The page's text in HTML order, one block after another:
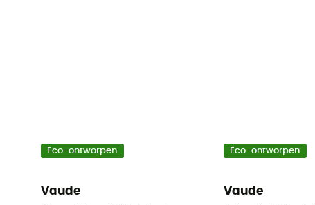
Eco-ontworpen
Vaude
Eco-ontworpen
Vaude